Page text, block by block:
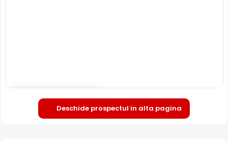
Deschide in fullscreen
Deschide prospectul in alta pagina